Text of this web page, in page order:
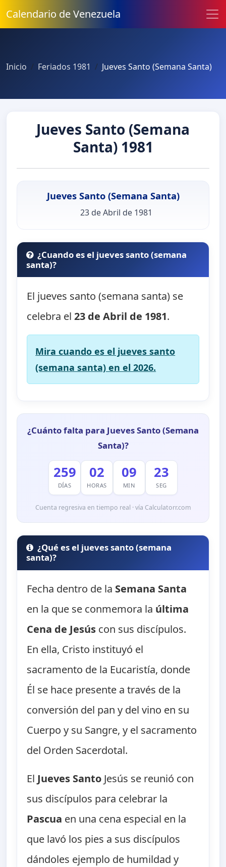
Calendario de Venezuela
Inicio Feriados 1981 Jueves Santo (Semana Santa)
Jueves Santo (Semana
Santa) 1981
Jueves Santo (Semana Santa)
23 de Abril de 1981
¿Cuando es el jueves santo (semana
santa)?
El jueves santo (semana santa) se
celebra el23 de Abril de 1981.
Mira cuando es el jueves santo
(semana santa) en el 2026.
¿Cuánto falta para Jueves Santo (Semana
Santa)?
259
DÍAS
02
HORAS
09
MIN
21
SEG
Cuenta regresiva en tiempo real · vía Calculatorr.com
¿Qué es el jueves santo (semana
santa)?
Fecha dentro de la Semana Santa
en la que se conmemora la última
Cena de Jesús con sus discípulos.
En ella, Cristo instituyó el
sacramento de la Eucaristía, donde
Él se hace presente a través de la
conversión del pan y del vino en su
Cuerpo y su Sangre, y el sacramento
del Orden Sacerdotal.
El Jueves Santo Jesús se reunió con
sus discípulos para celebrar la
Pascua en una cena especial en la
que lavó los pies a sus discípulos
dándoles ejemplo de humildad y